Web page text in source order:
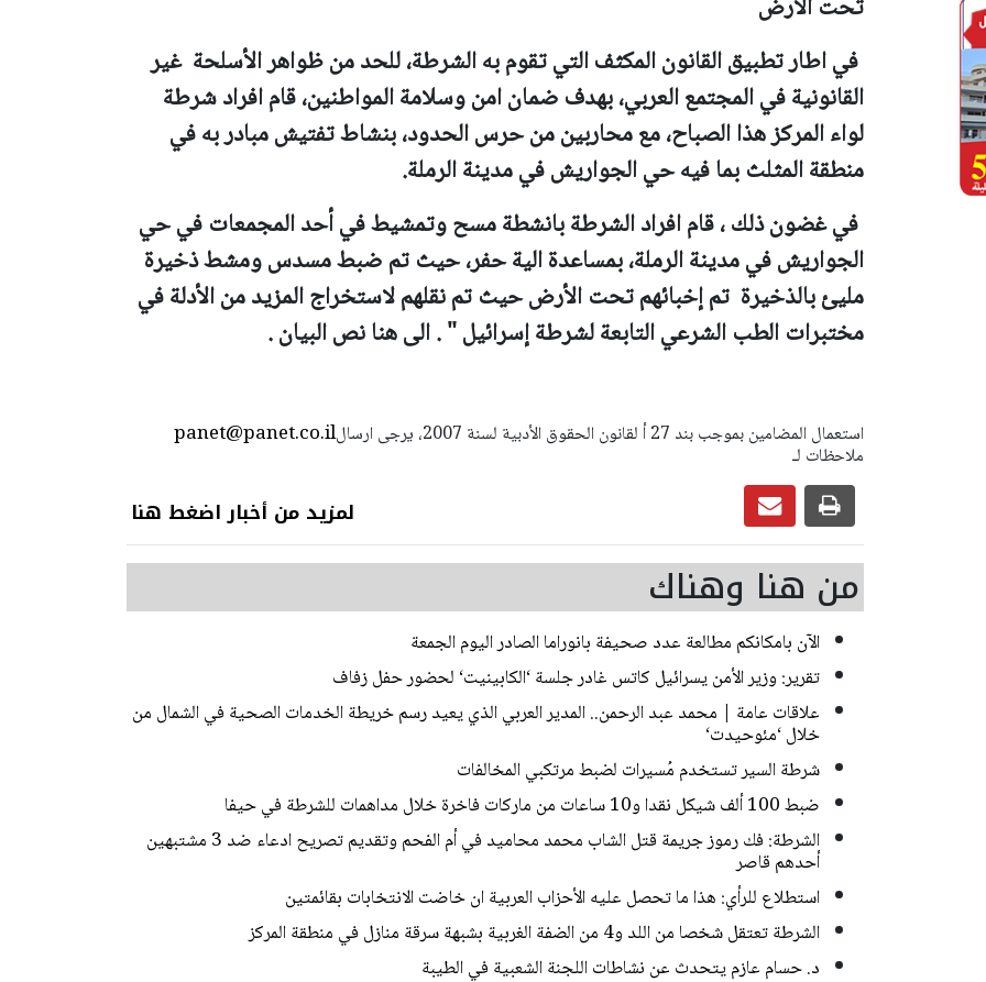
في اطار تطبيق القانون المكثف التي تقوم به الشرطة، للحد من ظواهر الأسلحة غير
القانونية في المجتمع العربي، بهدف ضمان امن وسلامة المواطنين، قام افراد شرطة
لواء المركز هذا الصباح، مع محاربين من حرس الحدود، بنشاط تفتيش مبادر به في
منطقة المثلث بما فيه حي الجواريش في مدينة الرملة.
في غضون ذلك ، قام افراد الشرطة بانشطة مسح وتمشيط في أحد المجمعات في حي
الجواريش في مدينة الرملة، بمساعدة الية حفر، حيث تم ضبط مسدس ومشط ذخيرة
مليئ بالذخيرة تم إخبائهم تحت الأرض حيث تم نقلهم لاستخراج المزيد من الأدلة في
مختبرات الطب الشرعي التابعة لشرطة إسرائيل " . الى هنا نص البيان .
panet@panet.co.ilاستعمال المضامين بموجب بند 27 أ لقانون الحقوق الأدبية لسنة 2007، يرجى ارسال
ملاحظات لـ
لمزيد من أخبار اضغط هنا
من هنا وهناك
الآن بامكانكم مطالعة عدد صحيفة بانوراما الصادر اليوم الجمعة
تقرير: وزير الأمن يسرائيل كاتس غادر جلسة ‘الكابينيت‘ لحضور حفل زفاف
علاقات عامة | محمد عبد الرحمن.. المدير العربي الذي يعيد رسم خريطة الخدمات الصحية في الشمال من
خلال ‘مئوحيدت‘
شرطة السير تستخدم مُسيرات لضبط مرتكبي المخالفات
ضبط 100 ألف شيكل نقدا و10 ساعات من ماركات فاخرة خلال مداهمات للشرطة في حيفا
الشرطة: فك رموز جريمة قتل الشاب محمد محاميد في أم الفحم وتقديم تصريح ادعاء ضد 3 مشتبهين
أحدهم قاصر
استطلاع للرأي: هذا ما تحصل عليه الأحزاب العربية ان خاضت الانتخابات بقائمتين
الشرطة تعتقل شخصا من اللد و4 من الضفة الغربية بشبهة سرقة منازل في منطقة المركز
د. حسام عازم يتحدث عن نشاطات اللجنة الشعبية في الطيبة